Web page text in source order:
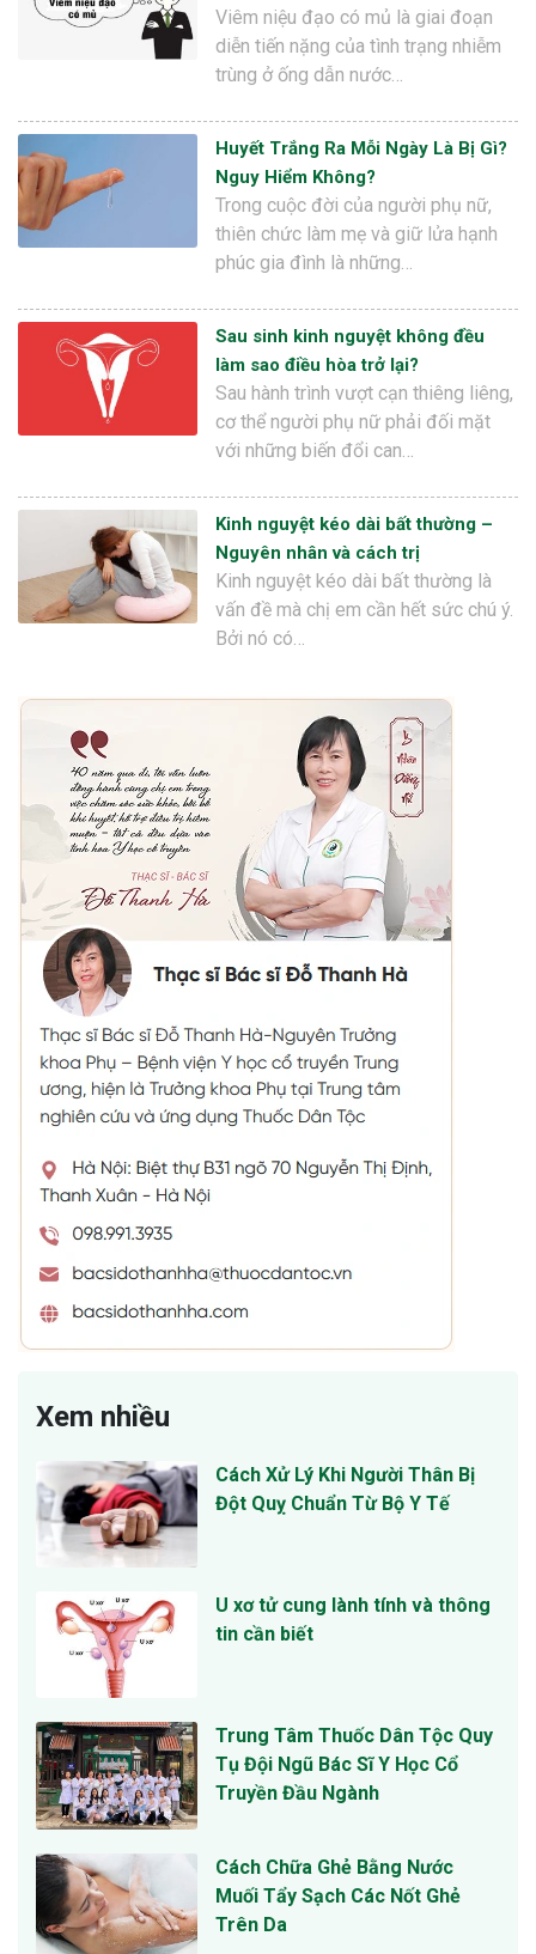
Viêm niệu đạo có mủ là giai đoạn
diễn tiến nặng của tình trạng nhiễm
trùng ở ống dẫn nước…
Huyết Trắng Ra Mỗi Ngày Là Bị Gì?
Nguy Hiểm Không?
Trong cuộc đời của người phụ nữ,
thiên chức làm mẹ và giữ lửa hạnh
phúc gia đình là những…
Sau sinh kinh nguyệt không đều
làm sao điều hòa trở lại?
Sau hành trình vượt cạn thiêng liêng,
cơ thể người phụ nữ phải đối mặt
với những biến đổi can…
Kinh nguyệt kéo dài bất thường –
Nguyên nhân và cách trị
Kinh nguyệt kéo dài bất thường là
vấn đề mà chị em cần hết sức chú ý.
Bởi nó có…
Xem nhiều
Cách Xử Lý Khi Người Thân Bị
Đột Quỵ Chuẩn Từ Bộ Y Tế
U xơ tử cung lành tính và thông
tin cần biết
Trung Tâm Thuốc Dân Tộc Quy
Tụ Đội Ngũ Bác Sĩ Y Học Cổ
Truyền Đầu Ngành
Cách Chữa Ghẻ Bằng Nước
Muối Tẩy Sạch Các Nốt Ghẻ
Trên Da